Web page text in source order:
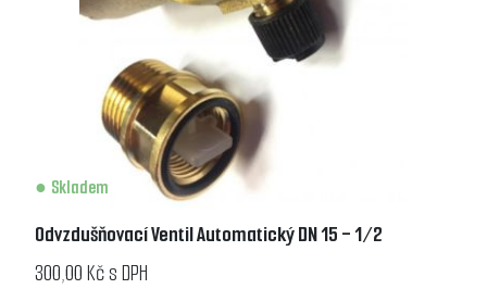
Skladem
Odvzdušňovací Ventil Automatický DN 15 - 1/2
300,00 Kč s DPH